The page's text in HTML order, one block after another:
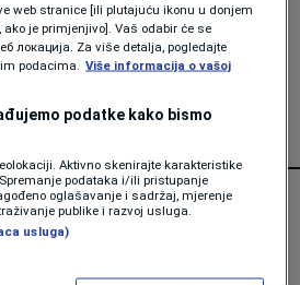
Britanija: Prvi slučaj novog
gripe kod ljudi
web stranice [ili plutajuću ikonu u donjem
je primjenjivo]. Vaš odabir će se
локација. Za više detalja, pogledajte
podacima.
Više informacija o vašoj
podatke kako bismo
Aktivno skenirajte karakteristike
podataka i/ili pristupanje
oglašavanje i sadržaj, mjerenje
publike i razvoj usluga.
usluga)